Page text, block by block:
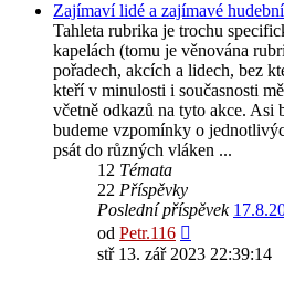
Zajímaví lidé a zajímavé
Tahleta rubrika je trochu
kapelách (tomu je věnována
pořadech, akcích a lidech, bez
kteří v minulosti i současnosti
včetně odkazů na tyto akce. Asi
budeme vzpomínky o
psát do různých vláken ...
12 Témata
22 Příspěvky
Poslední příspěvek
od Petr.116
poslední
stř 13. zář 2023 22:39:14